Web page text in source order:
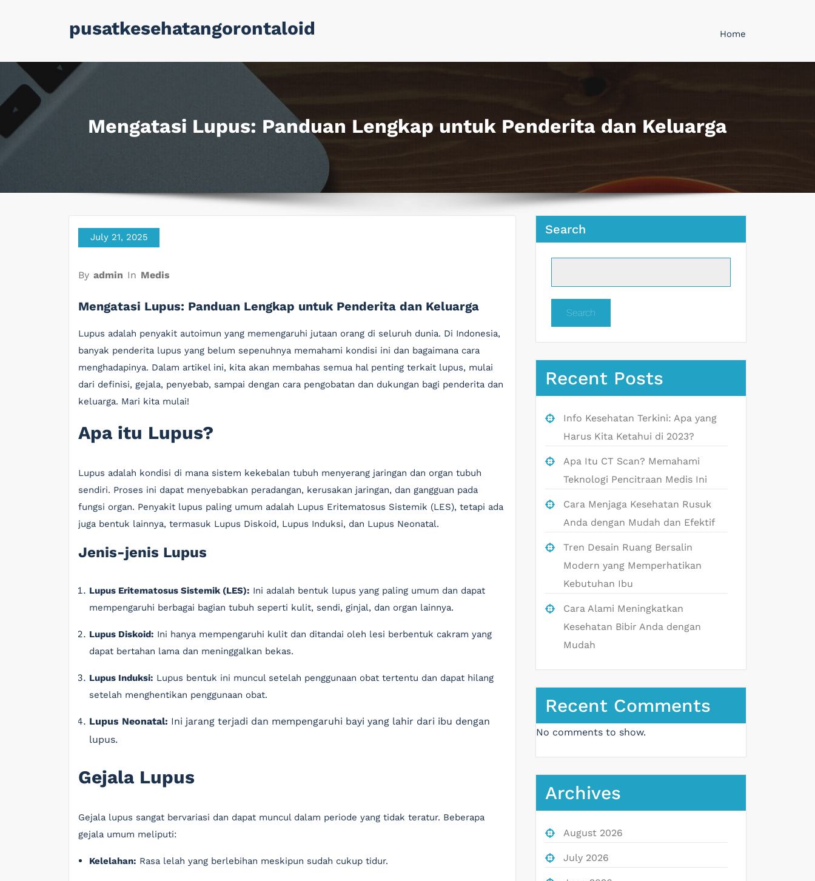
pusatkesehatangorontaloid Home
Mengatasi Lupus: Panduan Lengkap untuk Penderita dan Keluarga
July 21, 2025
By admin In Medis
Mengatasi Lupus: Panduan Lengkap untuk Penderita dan Keluarga
Lupus adalah penyakit autoimun yang memengaruhi jutaan orang di seluruh dunia. Di Indonesia,
banyak penderita lupus yang belum sepenuhnya memahami kondisi ini dan bagaimana cara
menghadapinya. Dalam artikel ini, kita akan membahas semua hal penting terkait lupus, mulai
dari definisi, gejala, penyebab, sampai dengan cara pengobatan dan dukungan bagi penderita dan
keluarga. Mari kita mulai!
Apa itu Lupus?
Lupus adalah kondisi di mana sistem kekebalan tubuh menyerang jaringan dan organ tubuh
sendiri. Proses ini dapat menyebabkan peradangan, kerusakan jaringan, dan gangguan pada
fungsi organ. Penyakit lupus paling umum adalah Lupus Eritematosus Sistemik (LES), tetapi ada
juga bentuk lainnya, termasuk Lupus Diskoid, Lupus Induksi, dan Lupus Neonatal.
Jenis-jenis Lupus
Lupus Eritematosus Sistemik (LES): Ini adalah bentuk lupus yang paling umum dan dapat
mempengaruhi berbagai bagian tubuh seperti kulit, sendi, ginjal, dan organ lainnya.
Lupus Diskoid: Ini hanya mempengaruhi kulit dan ditandai oleh lesi berbentuk cakram yang
dapat bertahan lama dan meninggalkan bekas.
Lupus Induksi: Lupus bentuk ini muncul setelah penggunaan obat tertentu dan dapat hilang
setelah menghentikan penggunaan obat.
Lupus Neonatal: Ini jarang terjadi dan mempengaruhi bayi yang lahir dari ibu dengan
lupus.
Gejala Lupus
Gejala lupus sangat bervariasi dan dapat muncul dalam periode yang tidak teratur. Beberapa
gejala umum meliputi:
Kelelahan: Rasa lelah yang berlebihan meskipun sudah cukup tidur.
Search
Search
Recent Posts
Info Kesehatan Terkini: Apa yang
Harus Kita Ketahui di 2023?
Apa Itu CT Scan? Memahami
Teknologi Pencitraan Medis Ini
Cara Menjaga Kesehatan Rusuk
Anda dengan Mudah dan Efektif
Tren Desain Ruang Bersalin
Modern yang Memperhatikan
Kebutuhan Ibu
Cara Alami Meningkatkan
Kesehatan Bibir Anda dengan
Mudah
Recent Comments
No comments to show.
Archives
August 2026
July 2026